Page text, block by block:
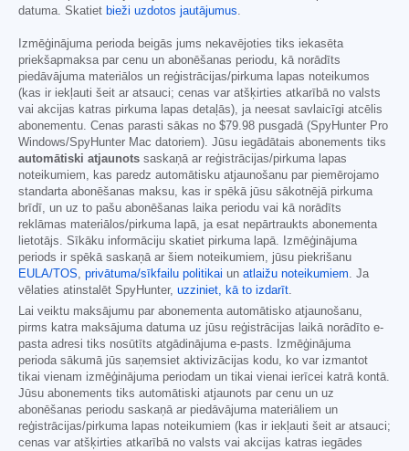
datuma. Skatiet bieži uzdotos jautājumus.
Izmēģinājuma perioda beigās jums nekavējoties tiks iekasēta
priekšapmaksa par cenu un abonēšanas periodu, kā norādīts
piedāvājuma materiālos un reģistrācijas/pirkuma lapas noteikumos
(kas ir iekļauti šeit ar atsauci; cenas var atšķirties atkarībā no valsts
vai akcijas katras pirkuma lapas detaļās), ja neesat savlaicīgi atcēlis
abonementu. Cenas parasti sākas no $79.98 pusgadā (SpyHunter Pro
Windows/SpyHunter Mac datoriem). Jūsu iegādātais abonements tiks
automātiski atjaunots saskaņā ar reģistrācijas/pirkuma lapas
noteikumiem, kas paredz automātisku atjaunošanu par piemērojamo
standarta abonēšanas maksu, kas ir spēkā jūsu sākotnējā pirkuma
brīdī, un uz to pašu abonēšanas laika periodu vai kā norādīts
reklāmas materiālos/pirkuma lapā, ja esat nepārtraukts abonementa
lietotājs. Sīkāku informāciju skatiet pirkuma lapā. Izmēģinājuma
periods ir spēkā saskaņā ar šiem noteikumiem, jūsu piekrišanu
EULA/TOS, privātuma/sīkfailu politikai un atlaižu noteikumiem. Ja
vēlaties atinstalēt SpyHunter, uzziniet, kā to izdarīt.
Lai veiktu maksājumu par abonementa automātisko atjaunošanu,
pirms katra maksājuma datuma uz jūsu reģistrācijas laikā norādīto e-
pasta adresi tiks nosūtīts atgādinājuma e-pasts. Izmēģinājuma
perioda sākumā jūs saņemsiet aktivizācijas kodu, ko var izmantot
tikai vienam izmēģinājuma periodam un tikai vienai ierīcei katrā kontā.
Jūsu abonements tiks automātiski atjaunots par cenu un uz
abonēšanas periodu saskaņā ar piedāvājuma materiāliem un
reģistrācijas/pirkuma lapas noteikumiem (kas ir iekļauti šeit ar atsauci;
cenas var atšķirties atkarībā no valsts vai akcijas katras iegādes